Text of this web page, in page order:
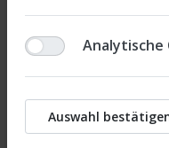
Filtern Analytische
Auswahl